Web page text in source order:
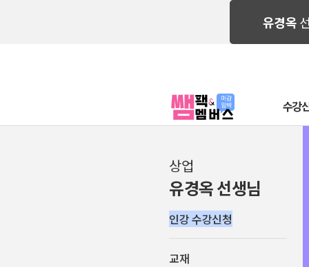
수강
상업
유경옥 선생님
인강 수강신청
교재
유경옥